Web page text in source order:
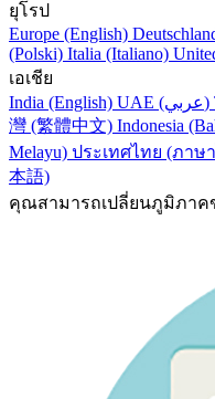
ยุโรป
Europe (English)
(Polski) Italia (Italiano)
เอเชีย
India (English)
UAE (عربي)
灣 (繁體中文) Indonesia
Melayu) ประเทศไทย (ภาษ
本語)
คุณสามารถเปลี่ยนภูมิภา